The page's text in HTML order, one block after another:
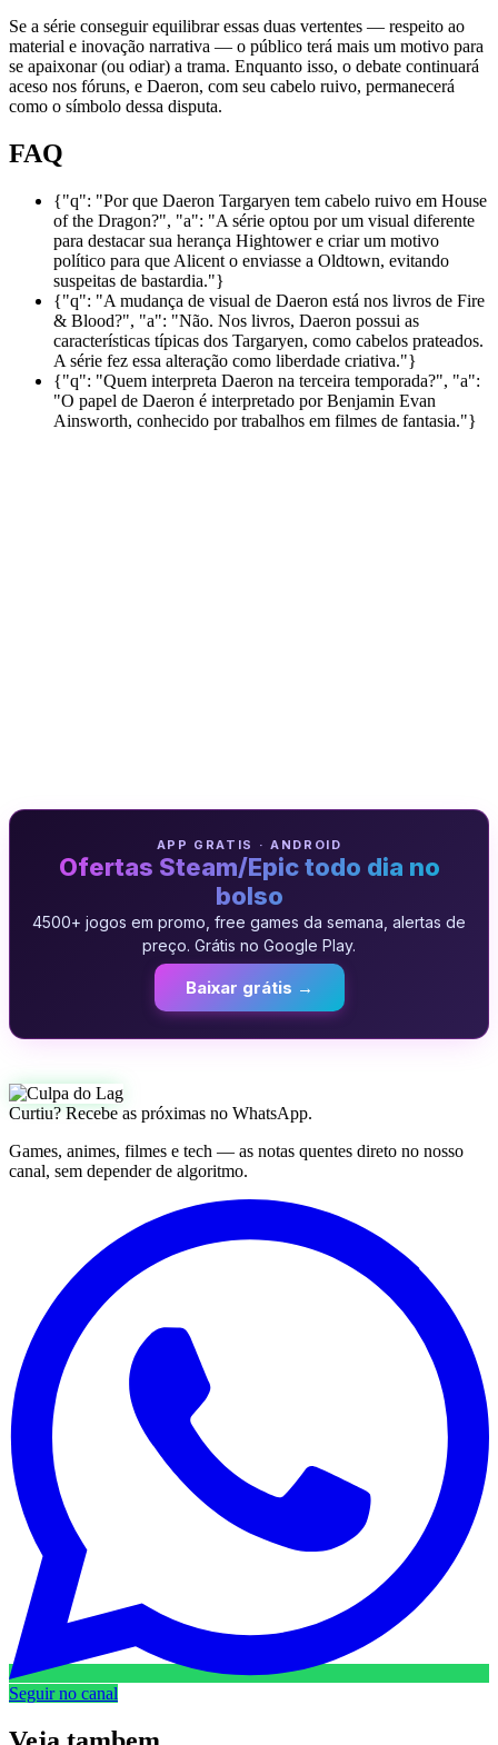
Se a série conseguir equilibrar essas duas vertentes — respeito ao
material e inovação narrativa — o público terá mais um motivo para
se apaixonar (ou odiar) a trama. Enquanto isso, o debate continuará
aceso nos fóruns, e Daeron, com seu cabelo ruivo, permanecerá
como o símbolo dessa disputa.
FAQ
{"q": "Por que Daeron Targaryen tem cabelo ruivo em House
of the Dragon?", "a": "A série optou por um visual diferente
para destacar sua herança Hightower e criar um motivo
político para que Alicent o enviasse a Oldtown, evitando
suspeitas de bastardia."}
{"q": "A mudança de visual de Daeron está nos livros de Fire
& Blood?", "a": "Não. Nos livros, Daeron possui as
características típicas dos Targaryen, como cabelos prateados.
A série fez essa alteração como liberdade criativa."}
{"q": "Quem interpreta Daeron na terceira temporada?", "a":
"O papel de Daeron é interpretado por Benjamin Evan
Ainsworth, conhecido por trabalhos em filmes de fantasia."}
APP GRATIS · ANDROID
Ofertas Steam/Epic todo dia no
bolso
4500+ jogos em promo, free games da semana, alertas de
preço. Grátis no Google Play.
Baixar grátis →
Curtiu? Recebe as próximas no WhatsApp.
Games, animes, filmes e tech — as notas quentes direto no nosso
canal, sem depender de algoritmo.
Seguir no canal